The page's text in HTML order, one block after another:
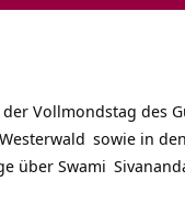
Vollmondstag des
sowie in
über Swami